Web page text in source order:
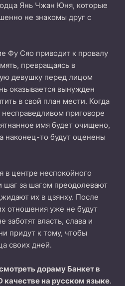
Янь Чжан Юня, которые
не знакомы друг с
Фу Сяо приводит к провалу
превращаясь в
девушку перед лицом
оказывается вынужден
в свой план мести. Когда
приговоре
имя будет очищено,
наконец-то будут оценены
в центре неспокойного
шаг за шагом преодолевают
их в цзянху. После
отношения уже не будут
власть, слава и
придут к тому, чтобы
своих дней.
дораму Банкет в
качестве на русском языке.